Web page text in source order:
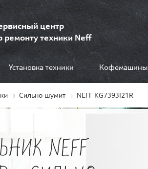
центр
ремонту техники Neff
Установка техники Кофемашины
Сильно шумит NEFF KG7393I21R
NEFF